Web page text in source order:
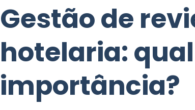
Gestão de
hotelaria:
importância?